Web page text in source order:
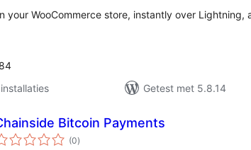
your WooCommerce store, instantly over Lightning,
Getest met 5.8.14
Bitcoin Payments
(0totaal
waarderingen
)